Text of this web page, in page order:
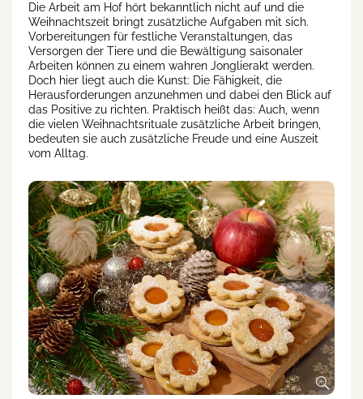
Die Arbeit am Hof hört bekanntlich nicht auf und die
Weihnachtszeit bringt zusätzliche Aufgaben mit sich.
Vorbereitungen für festliche Veranstaltungen, das
Versorgen der Tiere und die Bewältigung saisonaler
Arbeiten können zu einem wahren Jonglierakt werden.
Doch hier liegt auch die Kunst: Die Fähigkeit, die
Herausforderungen anzunehmen und dabei den Blick auf
das Positive zu richten. Praktisch heißt das: Auch, wenn
die vielen Weihnachtsrituale zusätzliche Arbeit bringen,
bedeuten sie auch zusätzliche Freude und eine Auszeit
vom Alltag.